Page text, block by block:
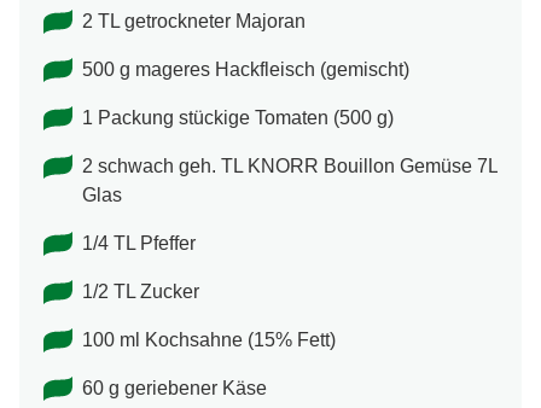
2 TL getrockneter Majoran
500 g mageres Hackfleisch (gemischt)
1 Packung stückige Tomaten (500 g)
2 schwach geh. TL KNORR Bouillon Gemüse 7L
Glas
1/4 TL Pfeffer
1/2 TL Zucker
100 ml Kochsahne (15% Fett)
60 g geriebener Käse